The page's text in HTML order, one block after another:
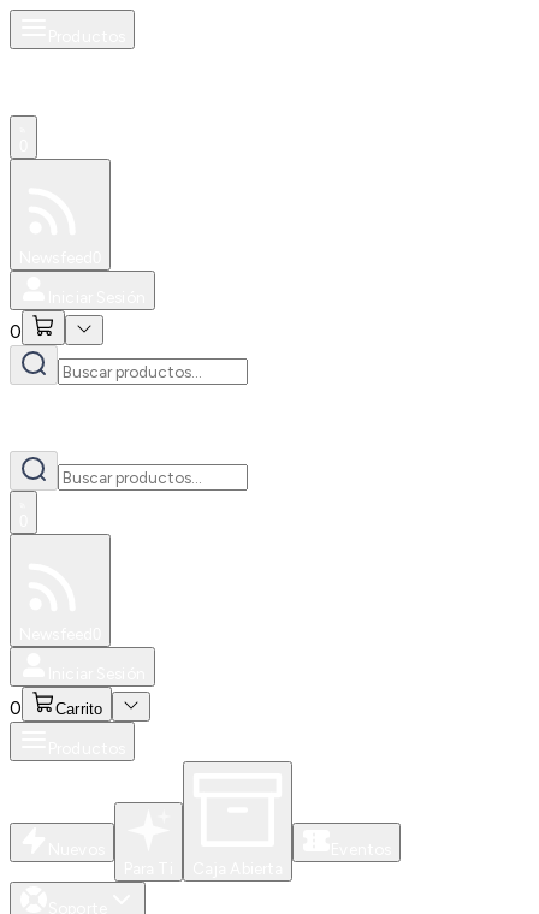
0
0 Carrito